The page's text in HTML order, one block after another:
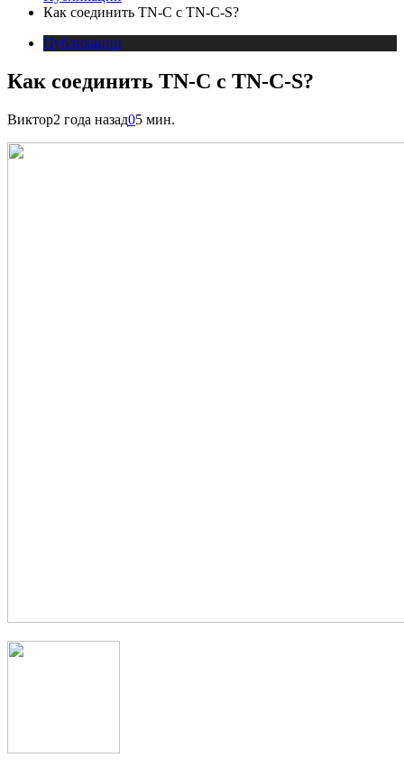
Как соединить TN-C с TN-C-S?
Публикации
Как соединить TN-C с TN-C-S?
Виктор2 года назад05 мин.